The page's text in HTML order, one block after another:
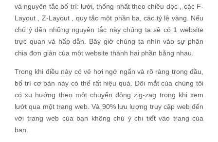
và nguyên tắc bố trí: lưới, thống nhất theo chiều dọc , các F-
Layout , Z-Layout , quy tắc một phần ba, các tỷ lệ vàng. Nếu
chú ý đến những nguyên tắc này chúng ta sẽ có 1 website
trực quan và hấp dẫn. Bây giờ chúng ta nhìn vào sự phân
chia đơn giản của một website thành hai phần bằng nhau.
Trong khi điều này có vẻ hơi ngớ ngẩn và rõ ràng trong đầu,
bố trí cơ bản này có thể rất hiệu quả. Đôi mắt của chúng tôi
có xu hướng theo một chuyển động zig-zag trong khi xem
lướt qua một trang web. Và 90% lưu lượng truy cập web đến
với trang web của bạn không chú ý chi tiết vào trang của
bạn.